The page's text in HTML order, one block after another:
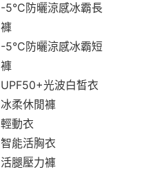
-5°C防曬涼感冰霸長
褲
-5°C防曬涼感冰霸短
褲
UPF50+光波白皙衣
冰柔休閒褲
輕動衣
智能活胸衣
活腿壓力褲